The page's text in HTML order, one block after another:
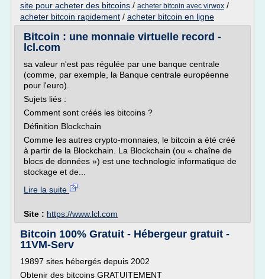
site pour acheter des bitcoins / acheter bitcoin avec virwox /
acheter bitcoin rapidement / acheter bitcoin en ligne
Bitcoin : une monnaie virtuelle record -
lcl.com
sa valeur n'est pas régulée par une banque centrale
(comme, par exemple, la Banque centrale européenne
pour l'euro).
Sujets liés :
Comment sont créés les bitcoins ?
Définition Blockchain
Comme les autres crypto-monnaies, le bitcoin a été créé
à partir de la Blockchain. La Blockchain (ou « chaîne de
blocs de données ») est une technologie informatique de
stockage et de...
Lire la suite
Site : https://www.lcl.com
Bitcoin 100% Gratuit - Hébergeur gratuit -
11VM-Serv
19897 sites hébergés depuis 2002
Obtenir des bitcoins GRATUITEMENT